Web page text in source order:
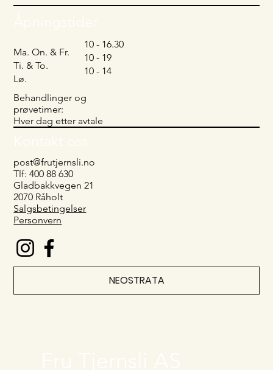
post@frutjernsli.no
Tlf: 400 88 630
Gladbakkvegen 21
2070 Råholt
Salgsbetingelser
Personvern
NEOSTRATA
Ma. On. & Fr.
Ti. & To.
Lø.
10 - 16.30
10 - 19
10 - 14
Behandlinger og
prøvetimer:
Hver dag etter avtale